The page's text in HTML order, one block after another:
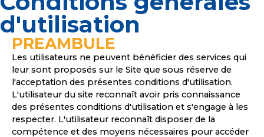
d'utilisation
PREAMBULE
Les utilisateurs ne peuvent bénéficier des services qui
leur sont proposés sur le Site que sous réserve de
l'acceptation des présentes conditions d'utilisation.
L'utilisateur du site reconnaît avoir pris connaissance
des présentes conditions d'utilisation et s'engage à les
respecter. L'utilisateur reconnaît disposer de la
compétence et des moyens nécessaires pour accéder